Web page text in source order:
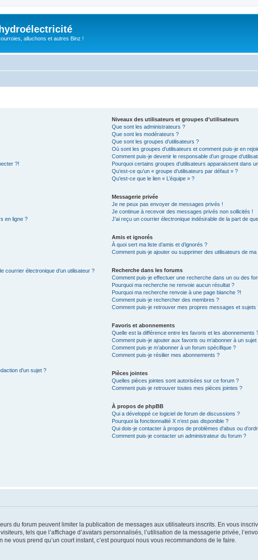
alluchons et autres Binz !
?!
en ligne ?
courrier électronique d’un utilisateur ?
d’un sujet ?
Niveaux des utilisateurs et groupes d’utilisateurs
Que sont les administrateurs ?
Que sont les modérateurs ?
Que sont les groupes d’utilisateurs ?
Où sont les groupes d’utilisateurs et comment puis-je en
Comment puis-je devenir le responsable d’un groupe
Pourquoi certains groupes d’utilisateurs apparaissent dans
Qu’est-ce qu’un « groupe d’utilisateurs par défaut » ?
Qu’est-ce que le lien « L’équipe » ?
Messagerie privée
Je ne peux pas envoyer de messages privés !
Je continue à recevoir des messages privés non sollicités !
J’ai reçu un courrier électronique indésirable de la part de
Amis et ignorés
À quoi sert ma liste d’amis et d’ignorés ?
Comment puis-je ajouter ou supprimer des utilisateurs de ma
Recherche dans les forums
Comment puis-je effectuer une recherche dans un ou des
Pourquoi ma recherche ne renvoie aucun résultat ?
Pourquoi ma recherche renvoie à une page blanche ?!
Comment puis-je rechercher des membres ?
Comment puis-je retrouver mes propres messages et sujets
Favoris et abonnements
Quelle est la différence entre les favoris et les abonnements
Comment puis-je ajouter aux favoris ou m’abonner à un
Comment puis-je m’abonner à un forum spécifique ?
Comment puis-je résilier mes abonnements ?
Pièces jointes
Quelles pièces jointes sont autorisées sur ce forum ?
Comment puis-je retrouver toutes mes pièces jointes ?
À propos de phpBB
Qui a développé ce logiciel de forum de discussions ?
Pourquoi la fonctionnalité X n’est pas disponible ?
Qui dois-je contacter à propos de problèmes d’abus ou
Comment puis-je contacter un administrateur du forum ?
du forum peuvent limiter la publication de messages aux utilisateurs inscrits. En vous
tels que l’affichage d’avatars personnalisés, l’utilisation de la messagerie privée,
vous prend qu’un court instant, c’est pourquoi nous vous recommandons de le faire.